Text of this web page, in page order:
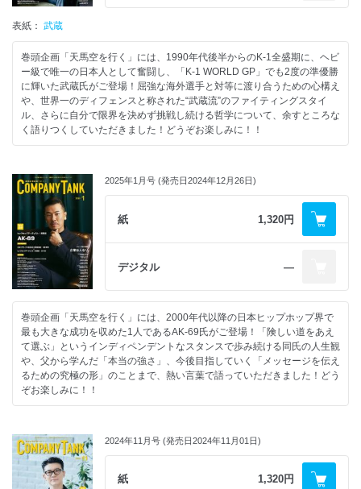
表紙： 武蔵
巻頭企画「天馬空を行く」には、1990年代後半からのK-1全盛期に、ヘビ
ー級で唯一の日本人として奮闘し、「K-1 WORLD GP」でも2度の準優勝
に輝いた武蔵氏がご登場！屈強な海外選手と対等に渡り合うための心構え
や、世界一のディフェンスと称された“武蔵流”のファイティングスタイ
ル、さらに自分で限界を決めず挑戦し続ける哲学について、余すところな
く語りつくしていただきました！どうぞお楽しみに！！
2025年1月号 (発売日2024年12月26日)
紙 1,320円
デジタル ―
巻頭企画「天馬空を行く」には、2000年代以降の日本ヒップホップ界で
最も大きな成功を収めた1人であるAK-69氏がご登場！「険しい道をあえ
て選ぶ」というインディペンデントなスタンスで歩み続ける同氏の人生観
や、父から学んだ「本当の強さ」、今後目指していく「メッセージを伝え
るための究極の形」のことまで、熱い言葉で語っていただきました！どう
ぞお楽しみに！！
2024年11月号 (発売日2024年11月01日)
紙 1,320円